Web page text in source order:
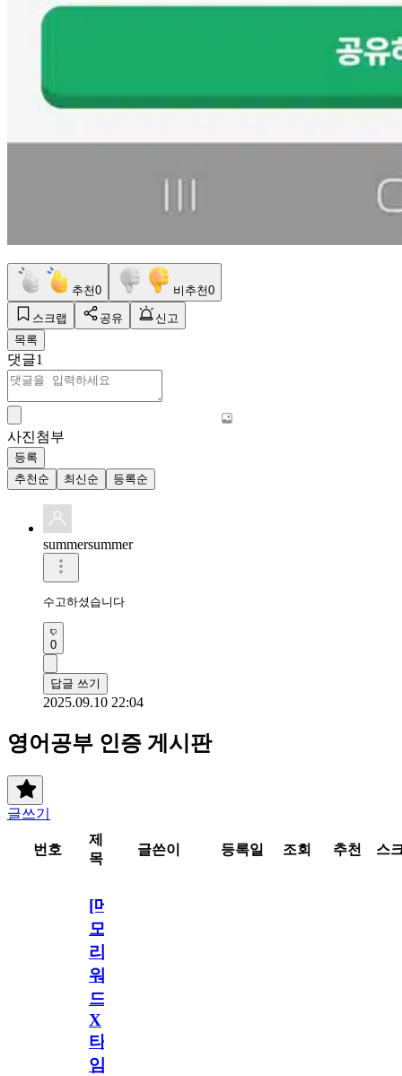
추천0 비추천0
스크랩 공유
신고
목록
댓글1
사진첨부
등록
추천순
최신순 등록순
summersummer
수고하셨습니다
0
답글 쓰기
2025.09.10 22:04
영어공부 인증 게시판
글쓰기
번호
제
목
글쓴이 등록일 조회 추천 스
[메
모
리
워
드
X
타
임